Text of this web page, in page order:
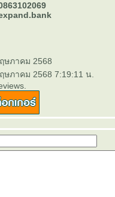
ษภาคม 2568
ษภาคม 2568 7:19:11 น.